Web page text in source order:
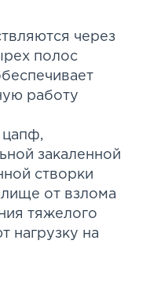
через
полос
работу
цапф,
закаленной
створки
от взлома
тяжелого
нагрузку на